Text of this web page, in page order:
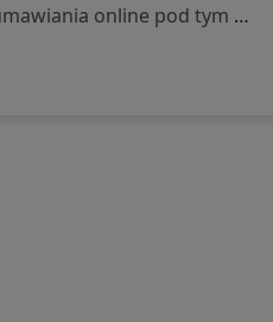
Specjalista nie oferuje umawiania online pod tym adresem.